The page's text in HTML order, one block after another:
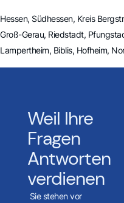
Hessen, Südhessen, Kreis
Groß-Gerau, Riedstadt,
Lampertheim, Biblis, Hofheim,
Weil Ihre
Fragen
Antworten
verdienen
Sie stehen vor